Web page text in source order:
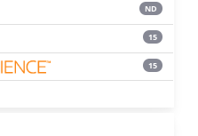
ND
15
15